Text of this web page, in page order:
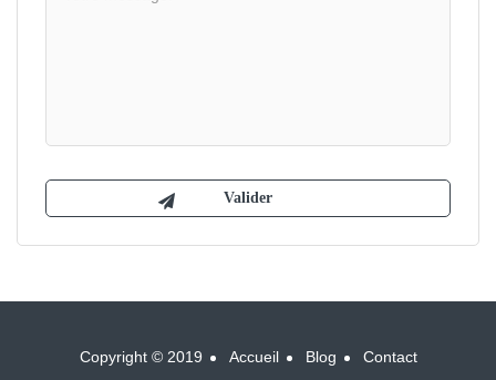
Copyright © 2019 Accueil Blog Contact